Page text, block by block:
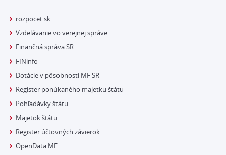
rozpocet.sk
Vzdelávanie vo verejnej správe
Finančná správa SR
FINinfo
Dotácie v pôsobnosti MF SR
Register ponúkaného majetku štátu
Pohľadávky štátu
Majetok štátu
Register účtovných závierok
OpenData MF